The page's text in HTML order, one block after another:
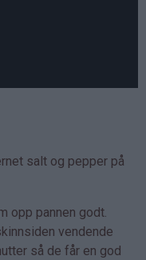
salt og pepper på
opp pannen godt.
vendende
så de får en god